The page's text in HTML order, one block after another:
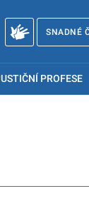
SNADNÉ
PROFESE